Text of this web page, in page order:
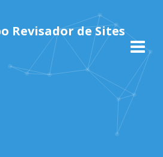
Revisador de Sites